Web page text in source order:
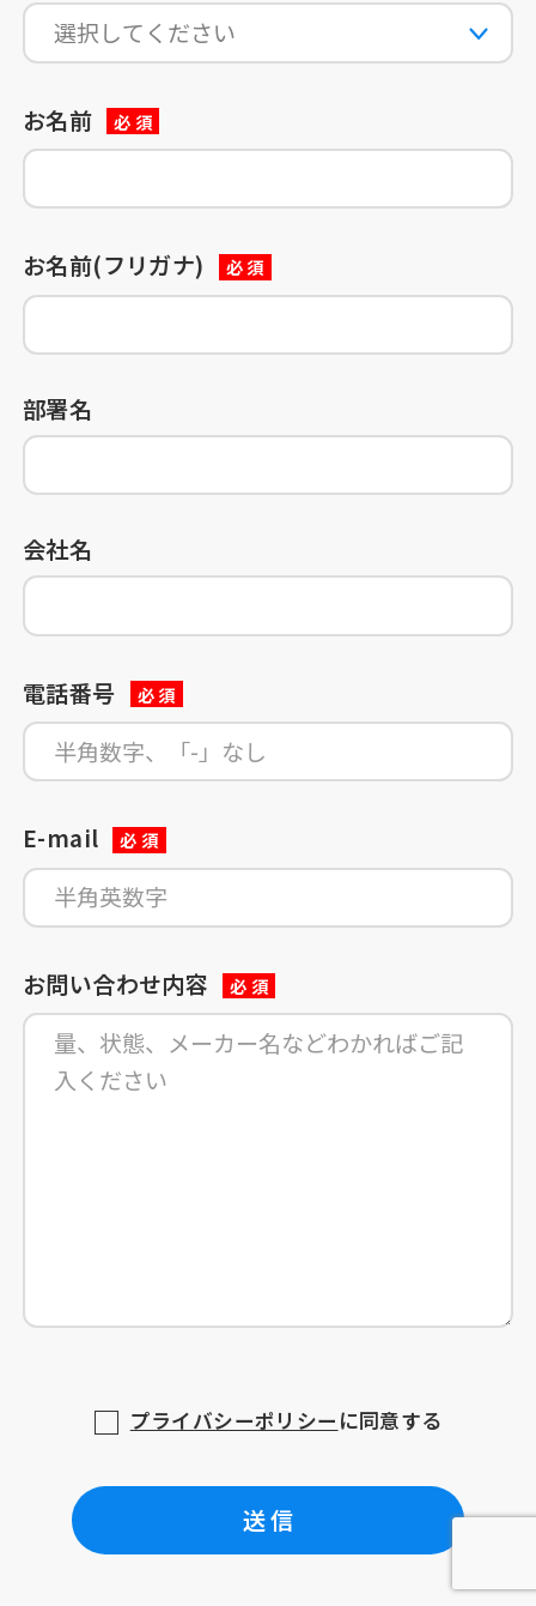
お名前 必 須
お名前(フリガナ) 必 須
部署名
会社名
電話番号 必 須
E-mail 必 須
お問い合わせ内容 必 須
プライバシーポリシー に同意する